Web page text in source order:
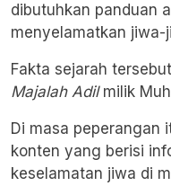
dibutuhkan panduan
menyelamatkan jiwa-
Fakta sejarah
Majalah Adilmilik
Di masa peperangan
konten yang berisi
keselamatan jiwa di